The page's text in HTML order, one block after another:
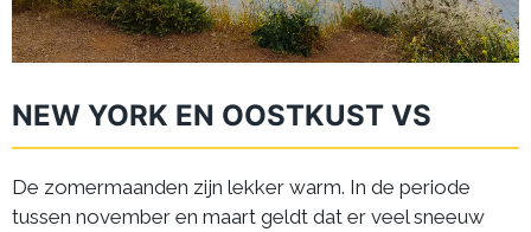
NEW YORK EN OOSTKUST VS
De zomermaanden zijn lekker warm. In de periode
tussen november en maart geldt dat er veel sneeuw